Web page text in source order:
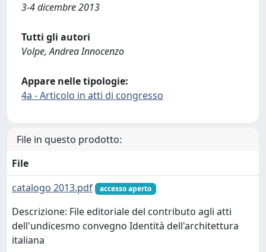
3-4 dicembre 2013
Tutti gli autori
Volpe, Andrea Innocenzo
Appare nelle tipologie:
4a - Articolo in atti di congresso
File in questo prodotto:
File
catalogo 2013.pdf
accesso aperto
Descrizione: File editoriale del contributo agli atti
dell'undicesmo convegno Identità dell'architettura
italiana